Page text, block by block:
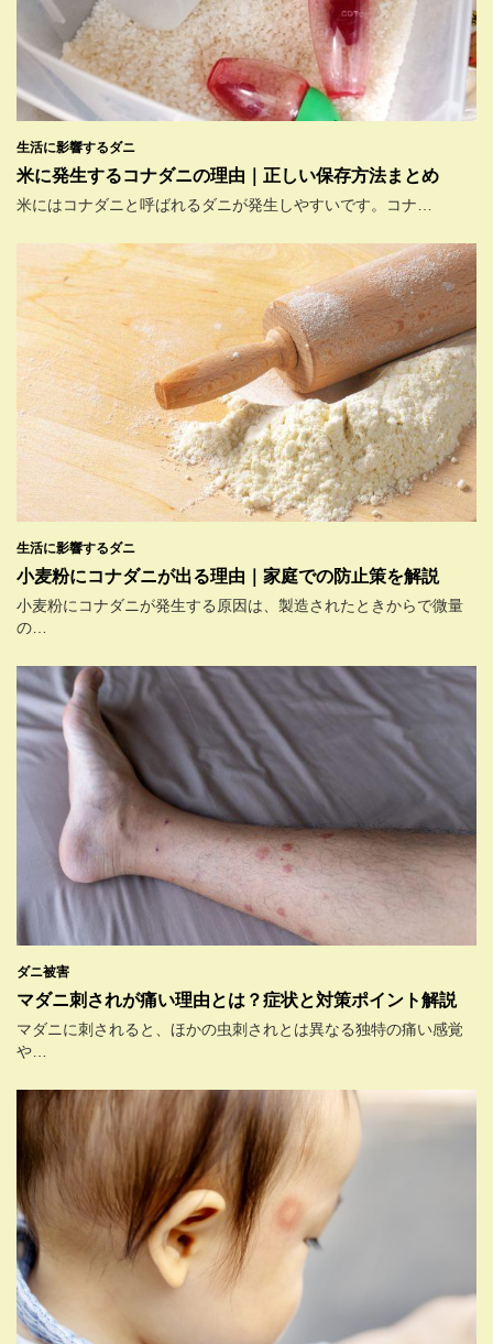
生活に影響するダニ
米に発生するコナダニの理由｜正しい保存方法まとめ
米にはコナダニと呼ばれるダニが発生しやすいです。コナ…
生活に影響するダニ
小麦粉にコナダニが出る理由｜家庭での防止策を解説
小麦粉にコナダニが発生する原因は、製造されたときからで微量
の…
ダニ被害
マダニ刺されが痛い理由とは？症状と対策ポイント解説
マダニに刺されると、ほかの虫刺されとは異なる独特の痛い感覚
や…